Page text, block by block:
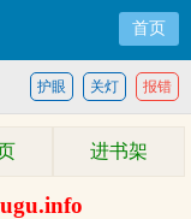
首页
报错
关灯
护眼
进书架